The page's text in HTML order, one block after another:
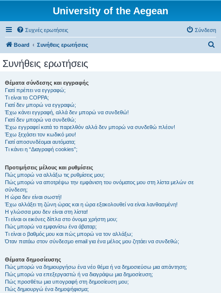
University of the Aegean
Συχνές ερωτήσεις Σύνδεση
Board Συνήθεις ερωτήσεις
Συνήθεις ερωτήσεις
Θέματα σύνδεσης και εγγραφής
Γιατί πρέπει να εγγραφώ;
Τι είναι το COPPA;
Γιατί δεν μπορώ να εγγραφώ;
Έχω κάνει εγγραφή, αλλά δεν μπορώ να συνδεθώ!
Γιατί δεν μπορώ να συνδεθώ;
Έχω εγγραφεί κατά το παρελθόν αλλά δεν μπορώ να συνδεθώ πλέον!
Έχω ξεχάσει τον κωδικό μου!
Γιατί αποσυνδέομαι αυτόματα;
Τι κάνει η “Διαγραφή cookies”;
Προτιμήσεις μέλους και ρυθμίσεις
Πώς μπορώ να αλλάξω τις ρυθμίσεις μου;
Πώς μπορώ να αποτρέψω την εμφάνιση του ονόματος μου στη λίστα μελών σε
σύνδεση;
Η ώρα δεν είναι σωστή!
Έχω αλλάξει τη ζώνη ώρας και η ώρα εξακολουθεί να είναι λανθασμένη!
Η γλώσσα μου δεν είναι στη λίστα!
Τι είναι οι εικόνες δίπλα στο όνομα χρήστη μου;
Πώς μπορώ να εμφανίσω ένα άβαταρ;
Τι είναι ο βαθμός μου και πώς μπορώ να τον αλλάξω;
Όταν πατάω στον σύνδεσμο email για ένα μέλος μου ζητάει να συνδεθώ;
Θέματα δημοσίευσης
Πώς μπορώ να δημιουργήσω ένα νέο θέμα ή να δημοσιεύσω μια απάντηση;
Πώς μπορώ να επεξεργαστώ ή να διαγράψω μια δημοσίευση;
Πώς προσθέτω μια υπογραφή στη δημοσίευση μου;
Πώς δημιουργώ ένα δημοψήφισμα;